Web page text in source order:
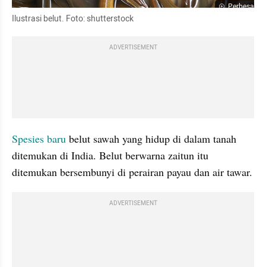
Perbesar
Ilustrasi belut. Foto: shutterstock
ADVERTISEMENT
Spesies baru belut sawah yang hidup di dalam tanah
ditemukan di India. Belut berwarna zaitun itu
ADVERTISEMENT